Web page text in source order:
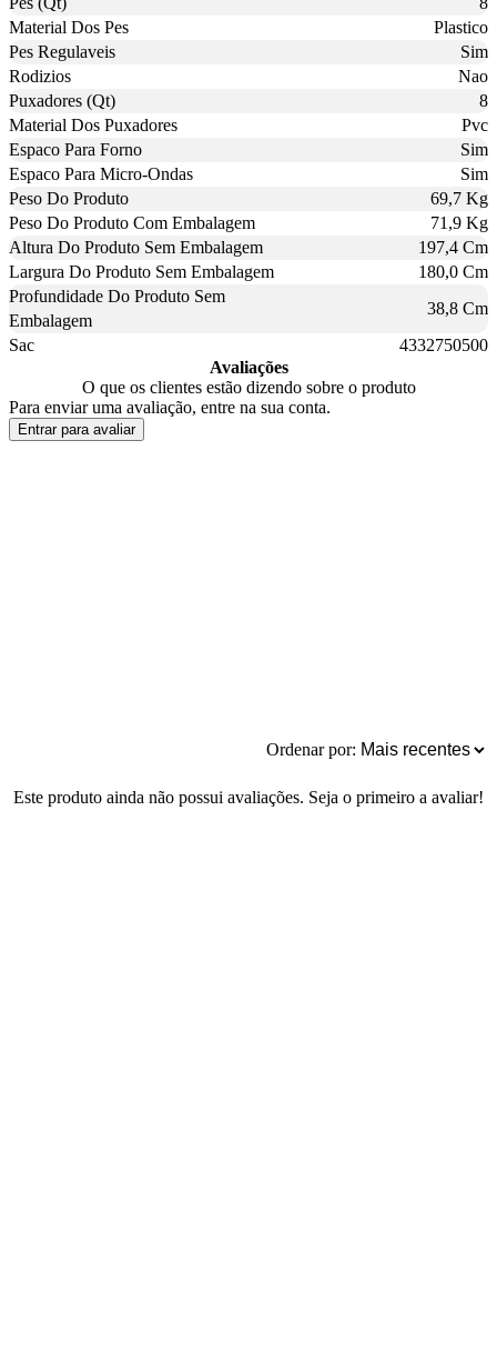
Material Dos Pes
Plastico
Pes Regulaveis
Sim
Rodizios
Nao
Puxadores (Qt)
8
Material Dos Puxadores
Pvc
Espaco Para Forno
Sim
Espaco Para Micro-Ondas
Sim
Peso Do Produto
69,7 Kg
Peso Do Produto Com Embalagem
71,9 Kg
Altura Do Produto Sem Embalagem
197,4 Cm
Largura Do Produto Sem Embalagem
180,0 Cm
Profundidade Do Produto Sem
Embalagem
38,8 Cm
Sac
4332750500
Avaliações
O que os clientes estão dizendo sobre o produto
Para enviar uma avaliação, entre na sua conta.
Entrar para avaliar
Ordenar por:
Este produto ainda não possui avaliações. Seja o primeiro a avaliar!